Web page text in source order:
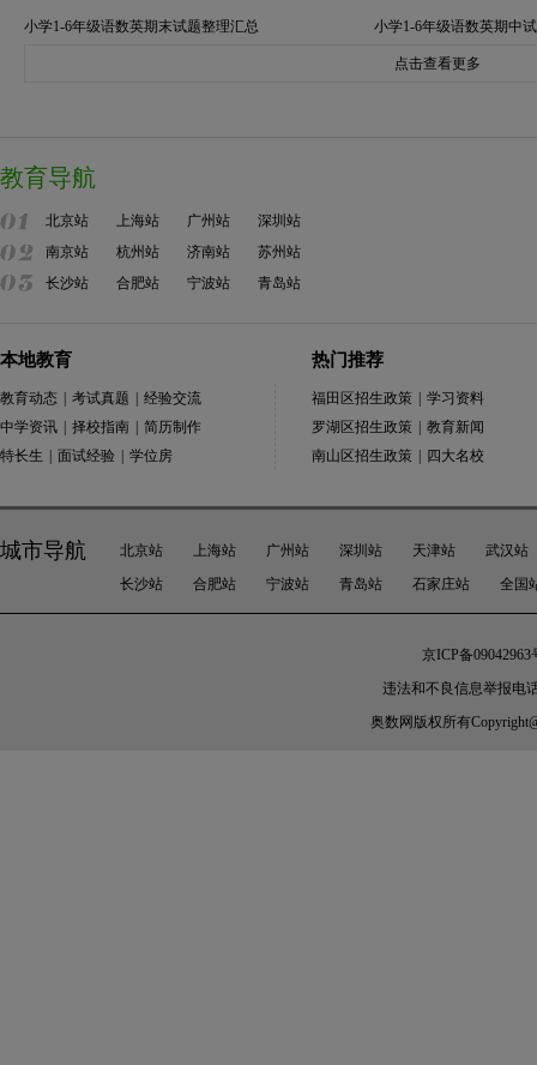
小学1-6年级语数英期末试题整理汇总 小学1-6年级语数英期中
点击查看更多
教育导航
北京站 上海站 广州站
深圳站
南京站
杭州站 济南站
苏州站
长沙站
合肥站 宁波站 青岛站
本地教育
教育动态 考试真题
经验交流
中学资讯
择校指南
简历制作
特长生
面试经验 学位房
热门推荐
福田区招生政策
学习资料
罗湖区招生政策
教育新闻
南山区招生政策
四大名校
城市导航 北京站 上海站 广州站 深圳站 天津站
武汉站
长沙站
合肥站 宁波站 青岛站 石家庄站 全国
京ICP备09042963
违法和不良信息举报电
奥数网 版权所有